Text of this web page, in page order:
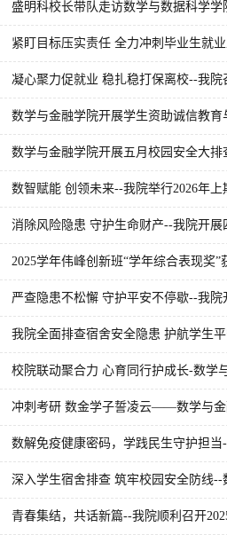
学学院召开暑假调寝动员大会
盛明科校长带队走访数学与数据科学学
室--暖心护航2026届学子毕业离校
紧盯目标压实责任 全力冲刺毕业生就
学与数据科学学院召开教职工大会部署
务
凝心聚力促就业 稳扎稳打保离校--我院
毕业生就业推进暨离校工作会议
数学与金融学院开展学生资助诚信教育
教育主题班会
数学与金融学院开展五月校园安全大排
数智赋能 创领未来--我院举行2026年上
消除风险隐患 守护生命财产--我院开展
排查
2025学年伟峰创新班“学年综合表现奖”
晓
严查隐患不松懈 守护平安不停歇--我院
安全大排查
我院全面排查宿舍安全隐患 护航学生
校院联动聚合力 心育同行护成长-数学
校院两级心理工作交流会圆满举行
冲刺考研 数金学子誓凌云——数学与金
研誓师大会
数解免疫健康密码，学践民生守护担当
融学院举行2025年下期升旗仪式
深入学生宿舍排查 筑牢校园安全防线--
学院开展安全隐患检查
青春集结，共话新篇--我院顺利召开